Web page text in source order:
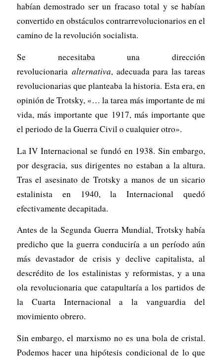
habían demostrado ser un fracaso total y se habían
convertido en obstáculos contrarrevolucionarios en el
camino de la revolución socialista.
Se necesitaba una dirección
revolucionariaalternativa, adecuada para las tareas
revolucionarias que planteaba la historia. Esta era, en
opinión de Trotsky, «… la tarea más importante de mi
vida, más importante que 1917, más importante que
el periodo de la Guerra Civil o cualquier otro».
La IV Internacional se fundó en 1938. Sin embargo,
por desgracia, sus dirigentes no estaban a la altura.
Tras el asesinato de Trotsky a manos de un sicario
estalinista en 1940, la Internacional quedó
efectivamente decapitada.
Antes de la Segunda Guerra Mundial, Trotsky había
predicho que la guerra conduciría a un período aún
más devastador de crisis y declive capitalista, al
descrédito de los estalinistas y reformistas, y a una
ola revolucionaria que catapultaría a los partidos de
la Cuarta Internacional a la vanguardia del
movimiento obrero.
Sin embargo, el marxismo no es una bola de cristal.
Podemos hacer una hipótesis condicional de lo que